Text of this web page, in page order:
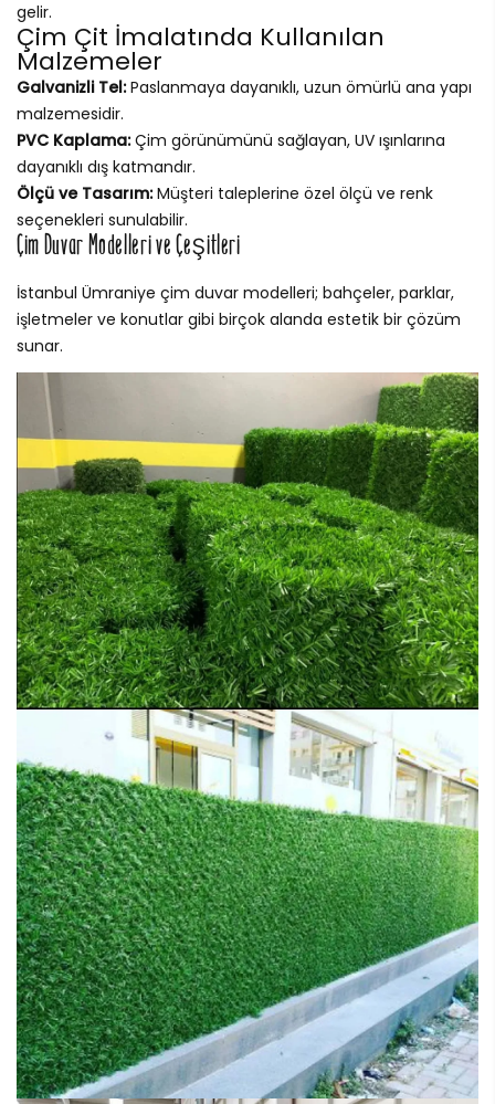
gelir.
Çim Çit İmalatında Kullanılan
Malzemeler
Galvanizli Tel:Paslanmaya dayanıklı, uzun ömürlü ana yapı
malzemesidir.
PVC Kaplama:Çim görünümünü sağlayan, UV ışınlarına
dayanıklı dış katmandır.
Ölçü ve Tasarım:Müşteri taleplerine özel ölçü ve renk
seçenekleri sunulabilir.
Çim Duvar Modelleri ve Çeşitleri
İstanbul Ümraniye çim duvar modelleri; bahçeler, parklar,
işletmeler ve konutlar gibi birçok alanda estetik bir çözüm
sunar.